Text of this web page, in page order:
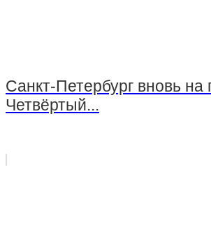
Санкт-Петербург вновь на
Четвёртый...